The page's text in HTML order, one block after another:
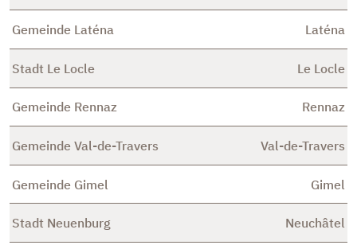
Gemeinde Laténa Laténa
Stadt Le Locle Le Locle
Gemeinde Rennaz Rennaz
Gemeinde Val-de-Travers Val-de-Travers
Gemeinde Gimel Gimel
Stadt Neuenburg Neuchâtel